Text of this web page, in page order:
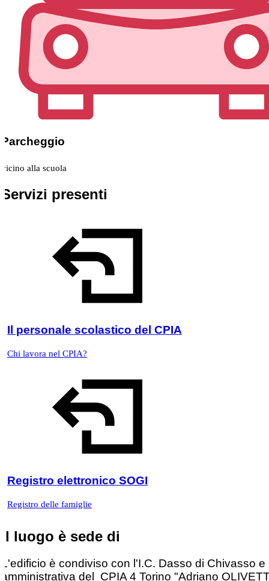
Parcheggio
vicino alla scuola
Servizi presenti
Il personale scolastico del CPIA
Chi lavora nel CPIA?
Registro elettronico SOGI
Registro delle famiglie
Il luogo è sede di
L'edificio è condiviso con l'I.C. Dasso di Chivasso e
amministrativa del CPIA 4 Torino "Adriano